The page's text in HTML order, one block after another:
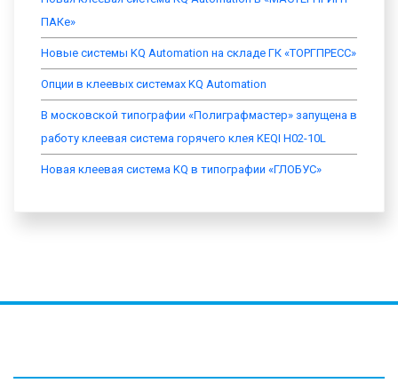
ПАКе»
Новые системы KQ Automation на складе ГК «ТОРГПРЕСС»
Опции в клеевых системах KQ Automation
В московской типографии «Полиграфмастер» запущена в
работу клеевая система горячего клея KEQI H02-10L
Новая клеевая система KQ в типографии «ГЛОБУС»